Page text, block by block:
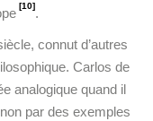
[10].
connut d’autres
Carlos de
analogique quand il
non par des exemples